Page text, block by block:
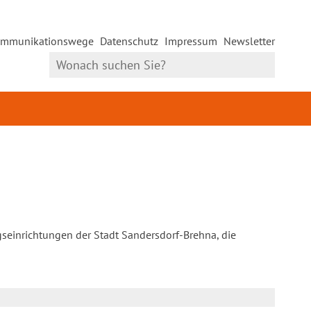
Datenschutz Impressum Newsletter
der Stadt Sandersdorf-Brehna, die